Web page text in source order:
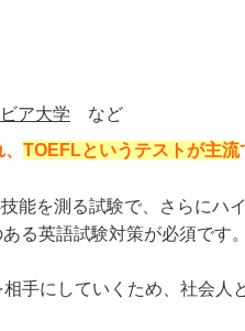
ア大学 など
TOEFLというテストが主流
能を測る試験で、さらにハ
る英語試験対策が必須です。
手にしていくため、社会人